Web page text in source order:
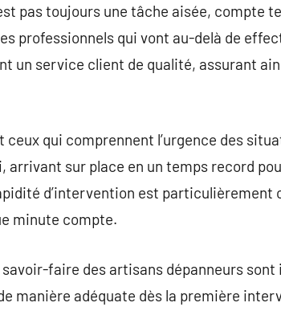
pas toujours une tâche aisée, compte
professionnels qui vont au-delà de
un service client de qualité, assurant
qui comprennent l’urgence des
sur place en un temps record
d’intervention est particulièrement
minute compte.
faire des artisans dépanneurs sont
manière adéquate dès la première